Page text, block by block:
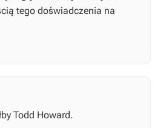
tego doświadczenia na
Todd Howard.